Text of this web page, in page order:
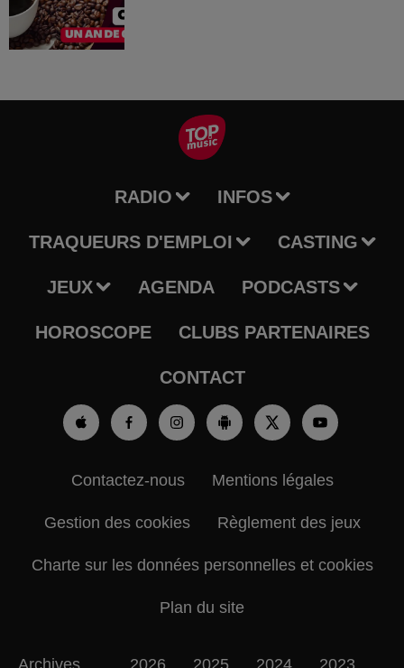
RADIO INFOS
TRAQUEURS D'EMPLOI CASTING
JEUX AGENDA PODCASTS
HOROSCOPE CLUBS PARTENAIRES
CONTACT
Contactez-nous Mentions légales
Gestion des cookies Règlement des jeux
Charte sur les données personnelles et cookies
Plan du site
Archives 2026 2025 2024 2023